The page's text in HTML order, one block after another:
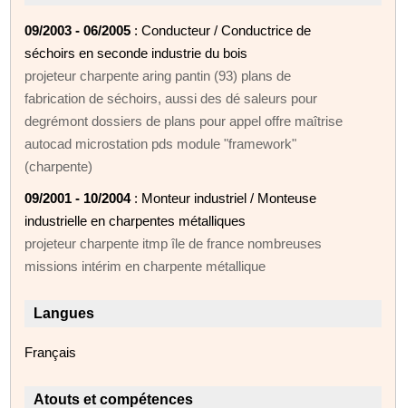
09/2003 - 06/2005 : Conducteur / Conductrice de
séchoirs en seconde industrie du bois
projeteur charpente aring pantin (93) plans de
fabrication de séchoirs, aussi des dé saleurs pour
degrémont dossiers de plans pour appel offre maîtrise
autocad microstation pds module "framework"
(charpente)
09/2001 - 10/2004: Monteur industriel / Monteuse
industrielle en charpentes métalliques
projeteur charpente itmp île de france nombreuses
missions intérim en charpente métallique
Langues
Français
Atouts et compétences